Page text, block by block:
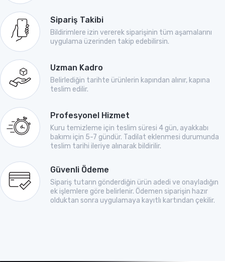
Sipariş Takibi
Bildirimlere izin vererek siparişinin tüm aşamalarını
uygulama üzerinden takip edebilirsin.
Uzman Kadro
Belirlediğin tarihte ürünlerin kapından alınır, kapına
teslim edilir.
Profesyonel Hizmet
Kuru temizleme için teslim süresi 4 gün, ayakkabı
bakımı için 5-7 gündür. Tadilat eklenmesi durumunda
teslim tarihi ileriye alınarak bildirilir.
Güvenli Ödeme
Sipariş tutarın gönderdiğin ürün adedi ve onayladığın
ek işlemlere göre belirlenir. Ödemen siparişin hazır
olduktan sonra uygulamaya kayıtlı kartından çekilir.